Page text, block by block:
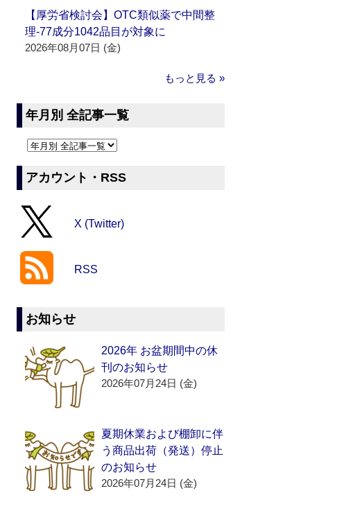
【厚労省検討会】OTC類似薬で中間整
理‐77成分1042品目が対象に
2026年08月07日 (金)
もっと見る »
年月別 全記事一覧
アカウント・RSS
X (Twitter)
RSS
お知らせ
2026年 お盆期間中の休
刊のお知らせ
2026年07月24日 (金)
夏期休業および棚卸に伴
う商品出荷（発送）停止
のお知らせ
2026年07月24日 (金)